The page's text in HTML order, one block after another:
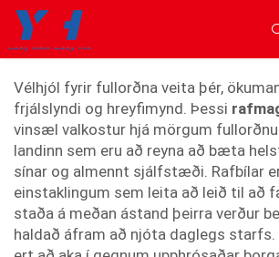
Aflskeytar fyrir
Vélhjól fyrir fullorðna veita þér,
frjálslyndi og hreyfimynd. Þessi
vinsæl valkostur hjá mörgum
landinn sem eru að reyna að bæta
sínar og almennt sjálfstæði. Rafbílar
einstaklingum sem leita að leið til að
staða á meðan ástand þeirra verður
haldað áfram að njóta daglegs starfs.